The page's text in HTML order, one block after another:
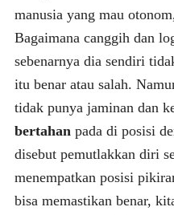
manusia yang mau
Bagaimana canggih dan
sebenarnya dia sendiri
itu benar atau salah.
tidak punya jaminan dan
bertahan pada di posisi
disebut pemutlakkan diri
menempatkan posisi
bisa memastikan benar,